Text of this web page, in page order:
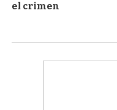
el crimen